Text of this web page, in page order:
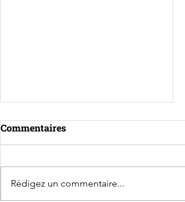
Commentaires
Rédigez un commentaire...